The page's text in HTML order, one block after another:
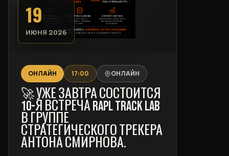
19
ИЮНЯ 2026
ОНЛАЙН 17:00 ОНЛАЙН
🚀 УЖЕ ЗАВТРА СОСТОИТСЯ
10-Я ВСТРЕЧА RAPL TRACK LAB
В ГРУППЕ
СТРАТЕГИЧЕСКОГО ТРЕКЕРА
АНТОНА СМИРНОВА.